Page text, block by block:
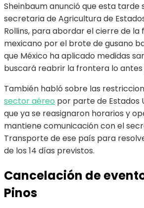
Sheinbaum anunció que esta tarde
secretaria de Agricultura de
Rollins, para abordar el cierre de
mexicano por el brote de gusano
que México ha aplicado medidas
buscará reabrir la frontera lo antes
También habló sobre las
sector aéreo por parte de Estados
que ya se reasignaron horarios y
mantiene comunicación con el
Transporte de ese país para
de los 14 días previstos.
Cancelación de
Pinos